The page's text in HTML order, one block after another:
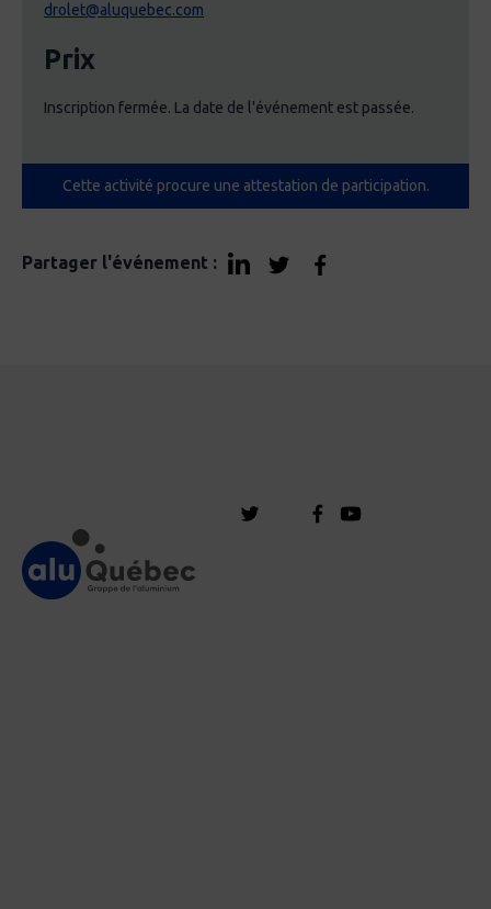
drolet@aluquebec.com
Prix
Inscription fermée. La date de l'événement est passée.
Cette activité procure une attestation de participation.
Partager l'événement :